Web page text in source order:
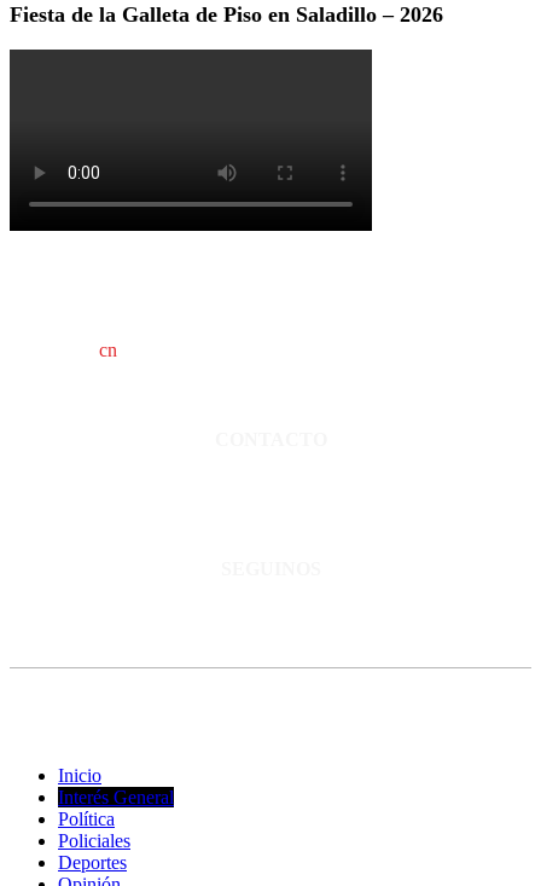
Fiesta de la Galleta de Piso en Saladillo – 2026
cn
Inicio
Interés General
Política
Policiales
Deportes